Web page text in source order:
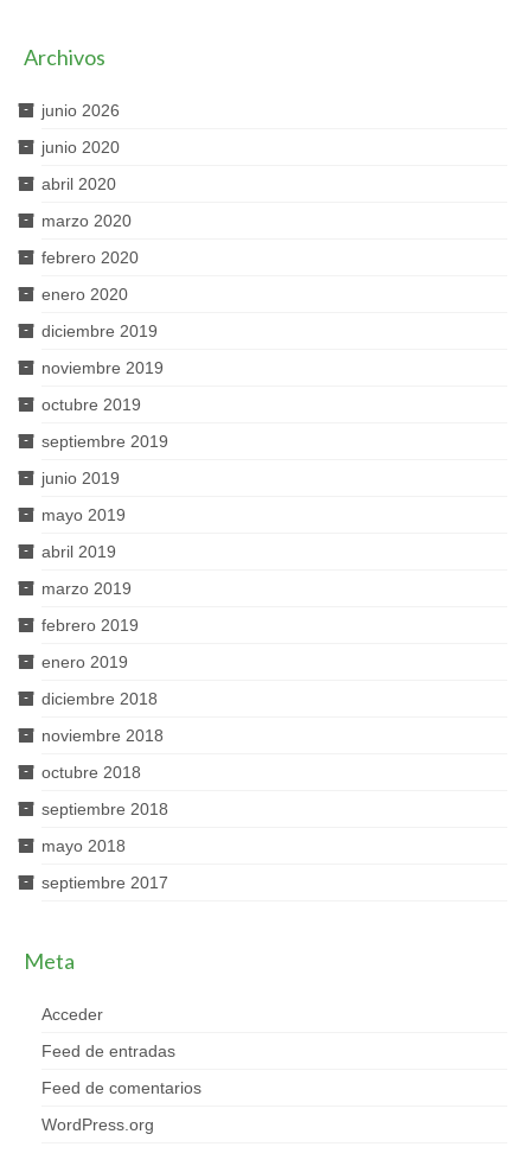
Archivos
junio 2026
junio 2020
abril 2020
marzo 2020
febrero 2020
enero 2020
diciembre 2019
noviembre 2019
octubre 2019
septiembre 2019
junio 2019
mayo 2019
abril 2019
marzo 2019
febrero 2019
enero 2019
diciembre 2018
noviembre 2018
octubre 2018
septiembre 2018
mayo 2018
septiembre 2017
Meta
Acceder
Feed de entradas
Feed de comentarios
WordPress.org